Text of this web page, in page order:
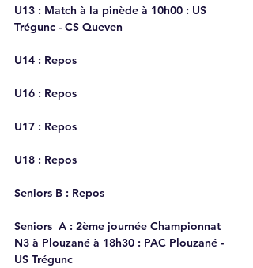
U13 : Match à la pinède à 10h00 : US
Trégunc - CS Queven
U14 : Repos
U16 : Repos
U17 : Repos
U18 : Repos
Seniors B : Repos
Seniors  A : 2ème journée Championnat
N3 à Plouzané à 18h30 : PAC Plouzané -
US Trégunc